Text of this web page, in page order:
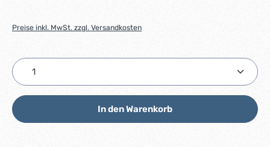
Preise inkl. MwSt. zzgl. Versandkosten
Produkt Anzahl: Gib den gewünschten Wert ein
In den Warenkorb